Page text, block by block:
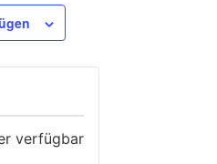
verfügbar